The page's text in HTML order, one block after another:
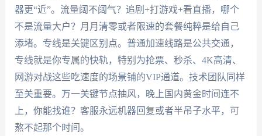
器更“近”。流量阔不阔气？追剧+打游戏+看直播，哪个
不是流量大户？月月清零或者限速的套餐纯粹是给自己
添堵。专线是关键区别点。普通加速线路是公共交通，
专线就是你专属的快轨，特别为抢票、秒杀、4K高清、
网游对战这些吃速度的场景铺的VIP通道。技术团队同样
至关重要。万一关键节点抽风，晚上国内黄金时间连不
上，你能找谁？客服永远机器回复或者半吊子水平，可
熬不起那个时间。